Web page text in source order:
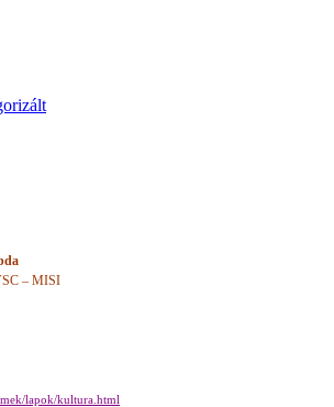
– MISI
lapok/kultura.html